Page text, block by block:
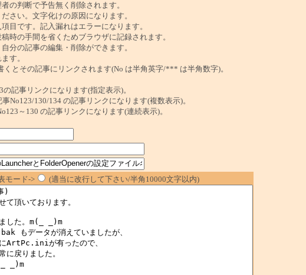
の判断で予告無く削除されます。
さい。文字化けの原因になります。
目です。記入漏れはエラーになります。
時の手間を省くためブラウザに記録されます。
分の記事の編集・削除ができます。
す。
とその記事にリンクされます(No は半角英字/*** は半角数字)。
記事リンクになります(指定表示)。
No123/130/134 の記事リンクになります(複数表示)。
～130 の記事リンクになります(連続表示)。
モード-> (適当に改行して下さい/半角10000文字以内)